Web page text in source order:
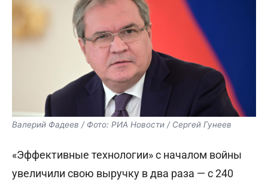
Валерий Фадеев / Фото: РИА Новости / Сергей Гунеев
«Эффективные технологии» с началом войны
увеличили свою выручку в два раза — с 240